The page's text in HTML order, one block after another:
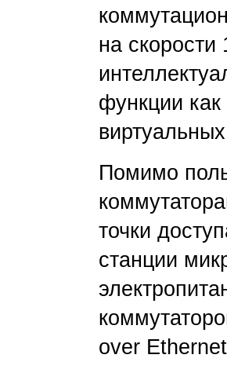
на
функции
Помимо
точки
станции
over